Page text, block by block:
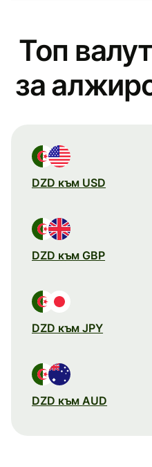
Топ
за
DZD към USD
DZD към GBP
DZD към JPY
DZD към AUD